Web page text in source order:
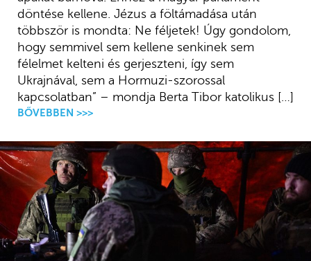
döntése kellene. Jézus a föltámadása után
többször is mondta: Ne féljetek! Úgy gondolom,
hogy semmivel sem kellene senkinek sem
félelmet kelteni és gerjeszteni, így sem
Ukrajnával, sem a Hormuzi-szorossal
kapcsolatban” – mondja Berta Tibor katolikus […]
BŐVEBBEN >>>